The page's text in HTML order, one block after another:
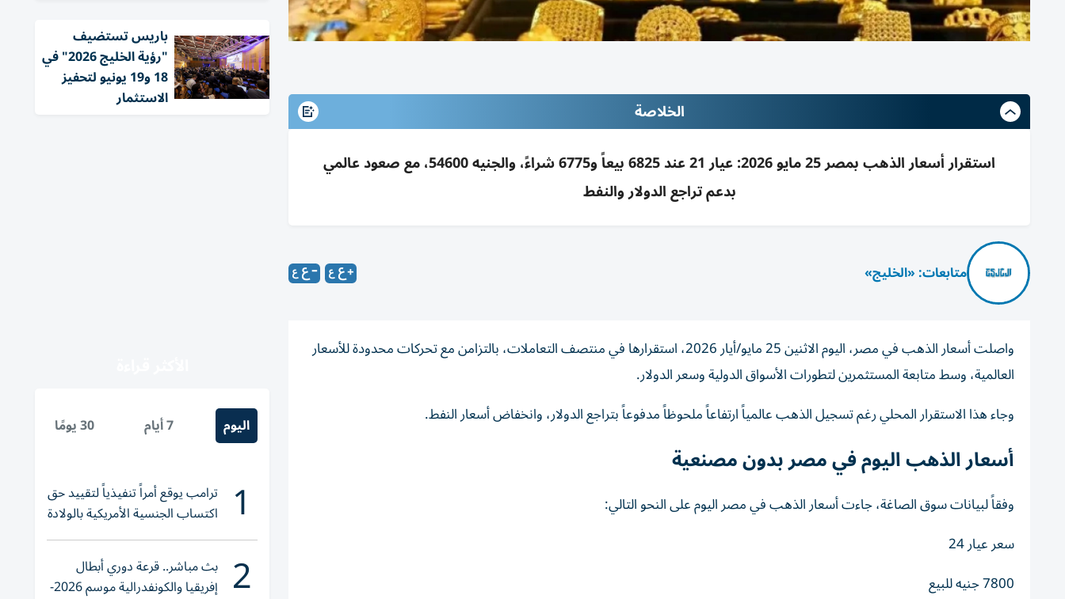
الخلاصة
استقرار أسعار الذهب بمصر 25 مايو 2026: عيار 21 عند 6825 بيعاً و6775 شراءً، والجنيه 54600، مع صعود عالمي
بدعم تراجع الدولار والنفط
متابعات: «الخليج»
واصلت أسعار الذهب في مصر، اليوم الاثنين 25 مايو/أيار 2026، استقرارها في منتصف التعاملات، بالتزامن مع تحركات محدودة للأسعار
العالمية، وسط متابعة المستثمرين لتطورات الأسواق الدولية وسعر الدولار.
وجاء هذا الاستقرار المحلي رغم تسجيل الذهب عالمياً ارتفاعاً ملحوظاً مدفوعاً بتراجع الدولار، وانخفاض أسعار النفط.
أسعار الذهب اليوم في مصر بدون مصنعية
وفقاً لبيانات سوق الصاغة، جاءت أسعار الذهب في مصر اليوم على النحو التالي:
سعر عيار 24
7800 جنيه للبيع
باريس تستضيف
"رؤية الخليج 2026" في
18 و19 يونيو لتحفيز
الاستثمار
اليوم 7 أيام 30 يومًا
1 ترامب يوقع أمراً تنفيذياً لتقييد حق
اكتساب الجنسية الأمريكية بالولادة
2 بث مباشر.. قرعة دوري أبطال
إفريقيا والكونفدرالية موسم 2026-